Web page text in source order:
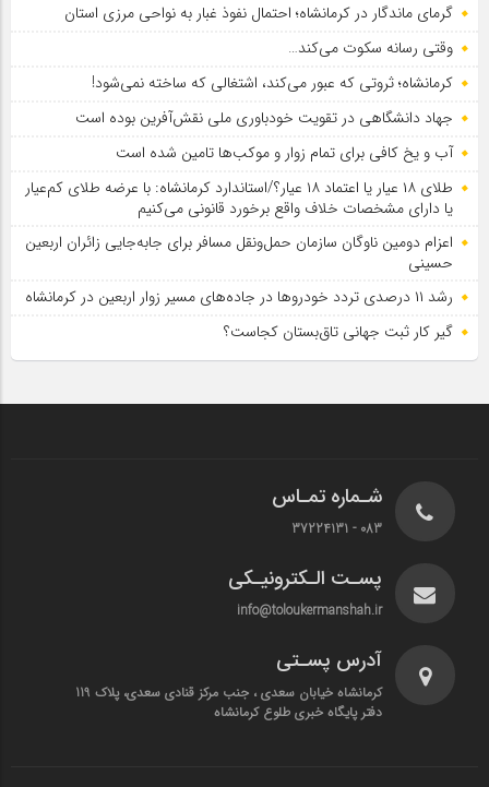
گرمای ماندگار در کرمانشاه؛ احتمال نفوذ غبار به نواحی مرزی استان
وقتی رسانه سکوت می‌کند…
کرمانشاه؛ ثروتی که عبور می‌کند، اشتغالی که ساخته نمی‌شود!
جهاد دانشگاهی در تقویت خودباوری ملی نقش‌آفرین بوده است
آب و یخ کافی برای تمام زوار و موکب‌ها تامین شده است
طلای ۱۸ عیار یا اعتماد ۱۸ عیار؟/استاندارد کرمانشاه: با عرضه طلای کم‌عیار
یا دارای مشخصات خلاف واقع برخورد قانونی می‌کنیم
اعزام دومین ناوگان سازمان حمل‌ونقل مسافر برای جابه‌جایی زائران اربعین
حسینی
رشد ۱۱ درصدی تردد خودروها در جاده‌های مسیر زوار اربعین در کرمانشاه
گیر کار ثبت جهانی تاق‌بستان کجاست؟
شـماره تمـاس
083 - 37224131
پسـت الـکترونیـکی
info@toloukermanshah.ir
آدرس پسـتی
کرمانشاه خیابان سعدی ، جنب مرکز قنادی سعدی، پلاک 119
دفتر پایگاه خبری طلوع کرمانشاه